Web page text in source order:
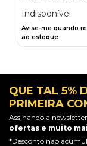
Indisponível
Avise-me quando
ao estoque
QUE TAL 5%
PRIMEIRA
Assinando a
ofertas e muito
*Desconto não